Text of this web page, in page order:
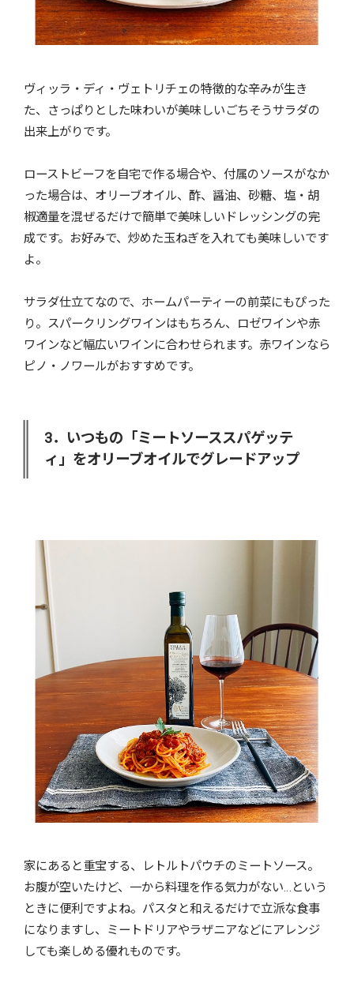
ヴィッラ・ディ・ヴェトリチェの特徴的な辛みが生き
た、さっぱりとした味わいが美味しいごちそうサラダの
出来上がりです。
ローストビーフを自宅で作る場合や、付属のソースがなか
った場合は、オリーブオイル、酢、醤油、砂糖、塩・胡
椒適量を混ぜるだけで簡単で美味しいドレッシングの完
成です。お好みで、炒めた玉ねぎを入れても美味しいです
よ。
サラダ仕立てなので、ホームパーティーの前菜にもぴった
り。スパークリングワインはもちろん、ロゼワインや赤
ワインなど幅広いワインに合わせられます。赤ワインなら
ピノ・ノワールがおすすめです。
3．いつもの「ミートソーススパゲッテ
ィ」をオリーブオイルでグレードアップ
家にあると重宝する、レトルトパウチのミートソース。
お腹が空いたけど、一から料理を作る気力がない…という
ときに便利ですよね。パスタと和えるだけで立派な食事
になりますし、ミートドリアやラザニアなどにアレンジ
しても楽しめる優れものです。